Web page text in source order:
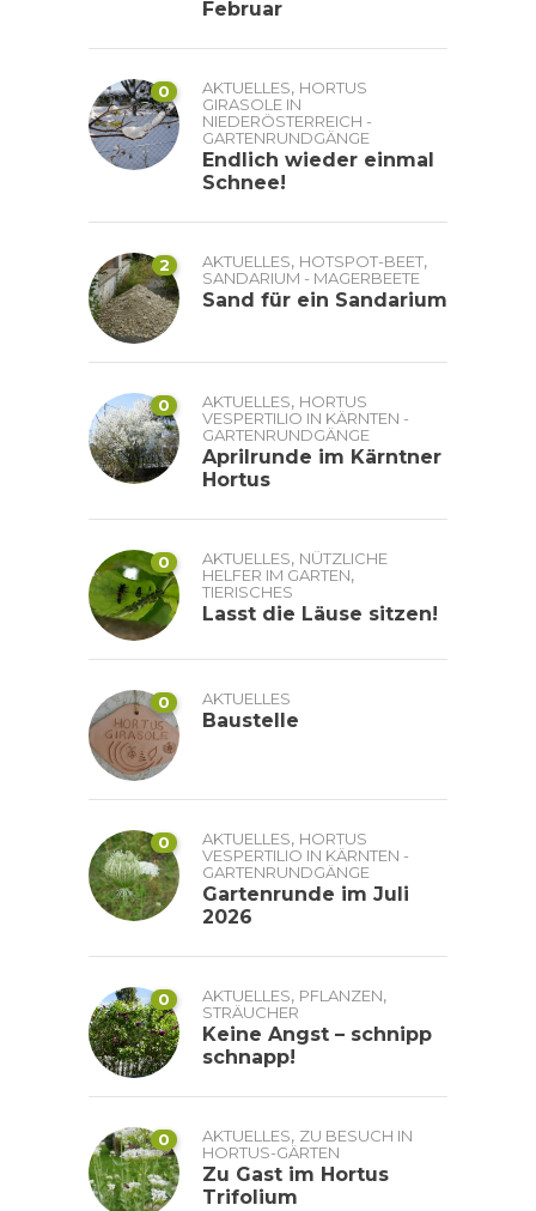
Februar
0 AKTUELLES, HORTUS
GIRASOLE IN
NIEDERÖSTERREICH -
GARTENRUNDGÄNGE
Endlich wieder einmal
Schnee!
2 AKTUELLES, HOTSPOT-BEET,
SANDARIUM - MAGERBEETE
Sand für ein Sandarium
0 AKTUELLES, HORTUS
VESPERTILIO IN KÄRNTEN -
GARTENRUNDGÄNGE
Aprilrunde im Kärntner
Hortus
0 AKTUELLES, NÜTZLICHE
HELFER IM GARTEN,
TIERISCHES
Lasst die Läuse sitzen!
0 AKTUELLES
Baustelle
0 AKTUELLES, HORTUS
VESPERTILIO IN KÄRNTEN -
GARTENRUNDGÄNGE
Gartenrunde im Juli
2026
0 AKTUELLES, PFLANZEN,
STRÄUCHER
Keine Angst – schnipp
schnapp!
0 AKTUELLES, ZU BESUCH IN
HORTUS-GÄRTEN
Zu Gast im Hortus
Trifolium